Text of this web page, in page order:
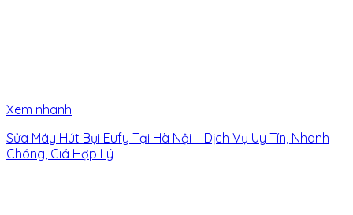
Xem nhanh
Sửa Máy Hút Bụi Eufy Tại Hà Nội – Dịch Vụ Uy Tín, Nhanh
Chóng, Giá Hợp Lý